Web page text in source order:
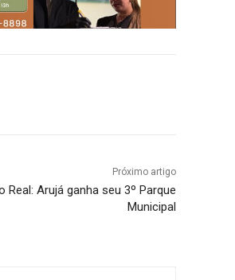
Próximo artigo
Real: Arujá ganha seu 3º Parque
Municipal